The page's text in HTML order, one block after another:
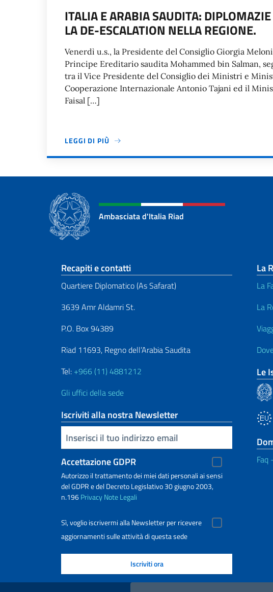
ITALIA E ARABIA SAUDITA:
LA DE-ESCALATION NELLA REGIONE.
Venerdì u.s., la Presidente del Consiglio Giorgia
Principe Ereditario saudita Mohammed bin Salman,
tra il Vice Presidente del Consiglio dei Ministri e
Cooperazione Internazionale Antonio Tajani ed il
Faisal […]
LEGGI DI PIÙ
Paginazione
Ambasciata d'Italia Riad
Sezione footer
Recapiti e contatti
Quartiere Diplomatico (As Safarat)
3639 Amr Aldamri St.
P.O. Box 94389
Riad 11693, Regno dell’Arabia Saudita
Tel: +966 (11) 4881212
Gli uffici della sede
Iscriviti alla nostra Newsletter
Inserisci la tua email
Accettazione GDPR
Autorizzo il trattamento dei miei dati personali ai sensi
del GDPR e del Decreto Legislativo 30 giugno 2003,
n.196PrivacyNote Legali
Sì, voglio iscrivermi alla Newsletter per ricevere
aggiornamenti sulle attività di questa sede
La
La
La
Le
Faq